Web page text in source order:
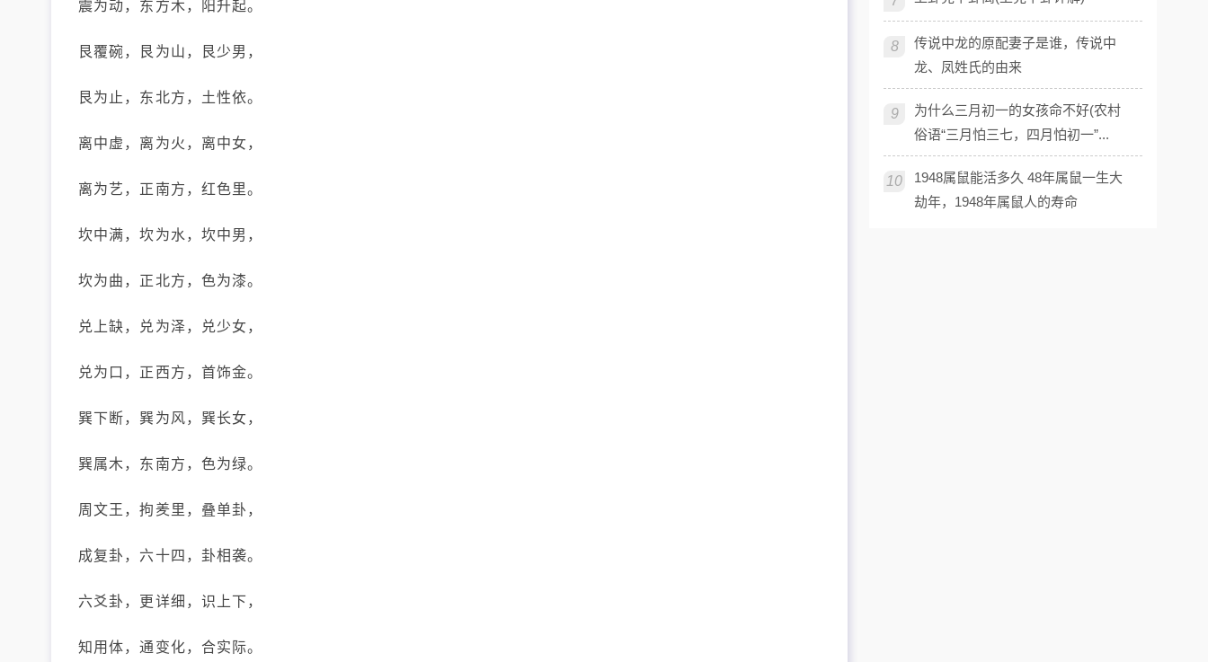
震为动，东方木，阳升起。
艮覆碗，艮为山，艮少男，
艮为止，东北方，土性依。
离中虚，离为火，离中女，
离为艺，正南方，红色里。
坎中满，坎为水，坎中男，
坎为曲，正北方，色为漆。
兑上缺，兑为泽，兑少女，
兑为口，正西方，首饰金。
巽下断，巽为风，巽长女，
巽属木，东南方，色为绿。
周文王，拘羑里，叠单卦，
成复卦，六十四，卦相袭。
六爻卦，更详细，识上下，
知用体，通变化，合实际。
8
传说中龙的原配妻子是谁，传说中
龙、凤姓氏的由来
9
为什么三月初一的女孩命不好(农村
俗语“三月怕三七，四月怕初一”...
10
1948属鼠能活多久 48年属鼠一生大
劫年，1948年属鼠人的寿命